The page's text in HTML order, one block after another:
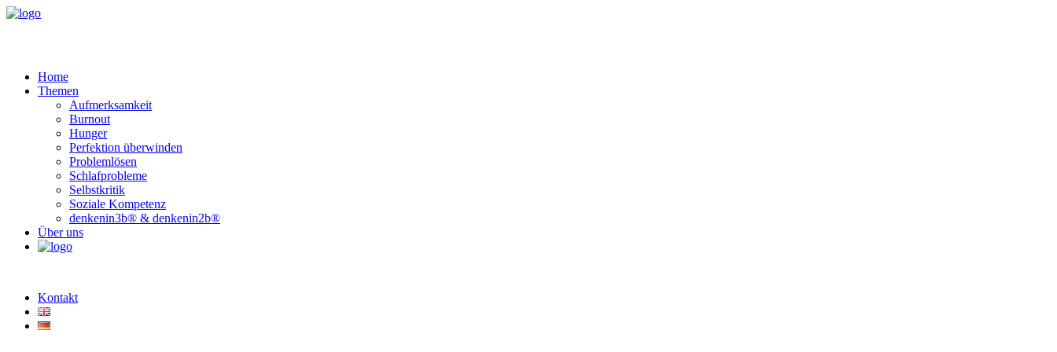
Home
Themen
Aufmerksamkeit
Burnout
Hunger
Perfektion überwinden
Problemlösen
Schlafprobleme
Selbstkritik
Soziale Kompetenz
denkenin3b® & denkenin2b®
Über uns
Kontakt